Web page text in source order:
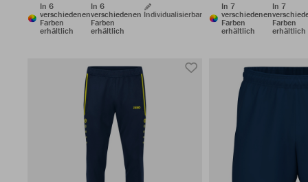
In 6
verschiedenen
Farben
erhältlich
In 6
verschiedenen
Farben
erhältlich
Individualisierbar
In 7
verschiedenen
Farben
erhältlich
In 7
Farben
erhältlich